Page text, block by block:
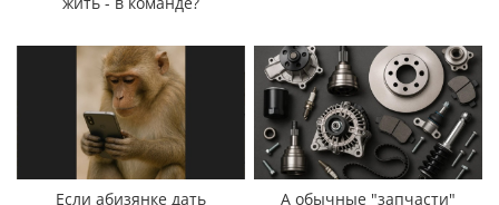
Если абизянке дать
А обычные "запчасти"